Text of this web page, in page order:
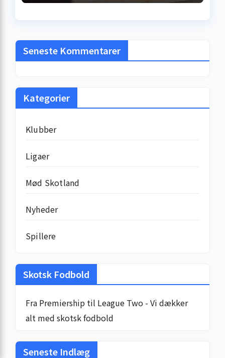
Seneste Kommentarer
Kategorier
Klubber
Ligaer
Mød Skotland
Nyheder
Spillere
Skotsk Fodbold
Fra Premiership til League Two - Vi dækker
alt med skotsk fodbold
Seneste Indlæg